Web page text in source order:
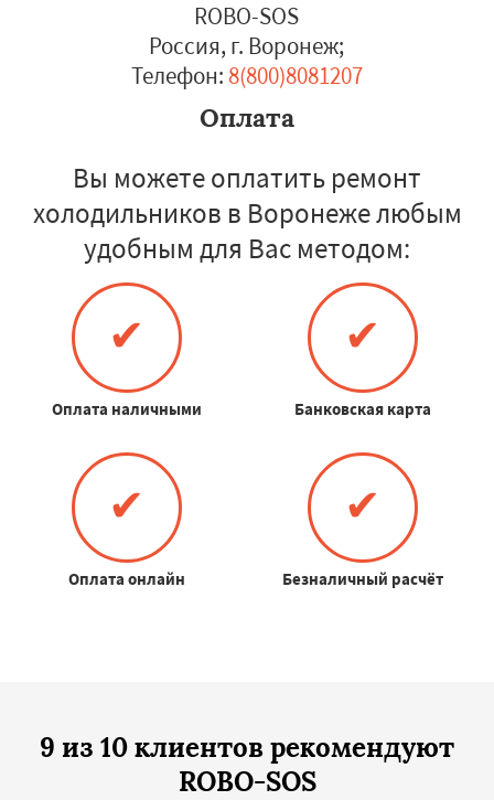
ROBO-SOS
Россия, г. Воронеж;
Телефон: 8(800)8081207
Оплата
Вы можете оплатить ремонт
холодильников в Воронеже любым
удобным для Вас методом:
✔
Оплата наличными
✔
Банковская карта
✔
Оплата онлайн
✔
Безналичный расчёт
9 из 10 клиентов рекомендуют
ROBO-SOS